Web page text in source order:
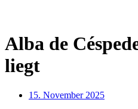
Alba de
liegt
15. November 2025